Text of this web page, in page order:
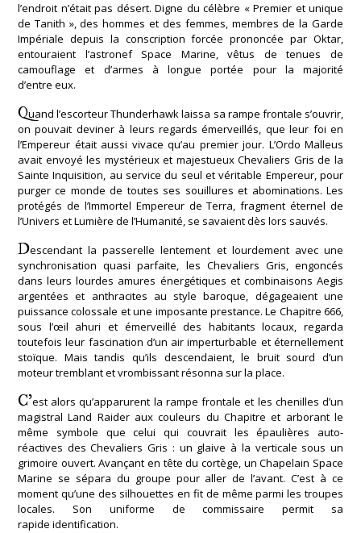
l’endroit n’était pas désert. Digne du célèbre « Premier et unique
de Tanith », des hommes et des femmes, membres de la Garde
Impériale depuis la conscription forcée prononcée par Oktar,
entouraient l’astronef Space Marine, vêtus de tenues de
camouflage et d’armes à longue portée pour la majorité
d’entre eux.
Quand l’escorteur Thunderhawk laissa sa rampe frontale s’ouvrir,
on pouvait deviner à leurs regards émerveillés, que leur foi en
l’Empereur était aussi vivace qu’au premier jour. L’Ordo Malleus
avait envoyé les mystérieux et majestueux Chevaliers Gris de la
Sainte Inquisition, au service du seul et véritable Empereur, pour
purger ce monde de toutes ses souillures et abominations. Les
protégés de l’Immortel Empereur de Terra, fragment éternel de
l’Univers et Lumière de l’Humanité, se savaient dès lors sauvés.
Descendant la passerelle lentement et lourdement avec une
synchronisation quasi parfaite, les Chevaliers Gris, engoncés
dans leurs lourdes amures énergétiques et combinaisons Aegis
argentées et anthracites au style baroque, dégageaient une
puissance colossale et une imposante prestance. Le Chapitre 666,
sous l’œil ahuri et émerveillé des habitants locaux, regarda
toutefois leur fascination d’un air imperturbable et éternellement
stoïque. Mais tandis qu’ils descendaient, le bruit sourd d’un
moteur tremblant et vrombissant résonna sur la place.
C’est alors qu’apparurent la rampe frontale et les chenilles d’un
magistral Land Raider aux couleurs du Chapitre et arborant le
même symbole que celui qui couvrait les épaulières auto-
réactives des Chevaliers Gris : un glaive à la verticale sous un
grimoire ouvert. Avançant en tête du cortège, un Chapelain Space
Marine se sépara du groupe pour aller de l’avant. C’est à ce
moment qu’une des silhouettes en fit de même parmi les troupes
locales. Son uniforme de commissaire permit sa
rapide identification.